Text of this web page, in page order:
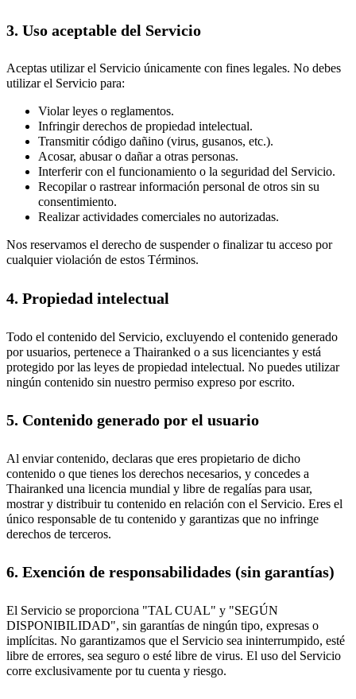
3. Uso aceptable del Servicio
Aceptas utilizar el Servicio únicamente con fines legales. No debes
utilizar el Servicio para:
Violar leyes o reglamentos.
Infringir derechos de propiedad intelectual.
Transmitir código dañino (virus, gusanos, etc.).
Acosar, abusar o dañar a otras personas.
Interferir con el funcionamiento o la seguridad del Servicio.
Recopilar o rastrear información personal de otros sin su
consentimiento.
Realizar actividades comerciales no autorizadas.
Nos reservamos el derecho de suspender o finalizar tu acceso por
cualquier violación de estos Términos.
4. Propiedad intelectual
Todo el contenido del Servicio, excluyendo el contenido generado
por usuarios, pertenece a Thairanked o a sus licenciantes y está
protegido por las leyes de propiedad intelectual. No puedes utilizar
ningún contenido sin nuestro permiso expreso por escrito.
5. Contenido generado por el usuario
Al enviar contenido, declaras que eres propietario de dicho
contenido o que tienes los derechos necesarios, y concedes a
Thairanked una licencia mundial y libre de regalías para usar,
mostrar y distribuir tu contenido en relación con el Servicio. Eres el
único responsable de tu contenido y garantizas que no infringe
derechos de terceros.
6. Exención de responsabilidades (sin garantías)
El Servicio se proporciona "TAL CUAL" y "SEGÚN
DISPONIBILIDAD", sin garantías de ningún tipo, expresas o
implícitas. No garantizamos que el Servicio sea ininterrumpido, esté
libre de errores, sea seguro o esté libre de virus. El uso del Servicio
corre exclusivamente por tu cuenta y riesgo.